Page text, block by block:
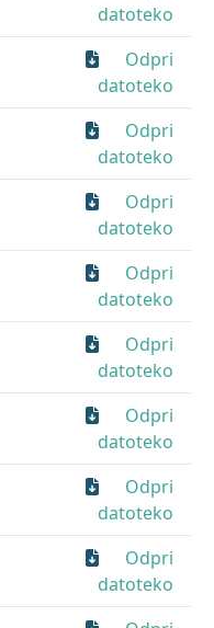
datoteko
Odpri
datoteko
Odpri
datoteko
Odpri
datoteko
Odpri
datoteko
Odpri
datoteko
Odpri
datoteko
Odpri
datoteko
Odpri
datoteko